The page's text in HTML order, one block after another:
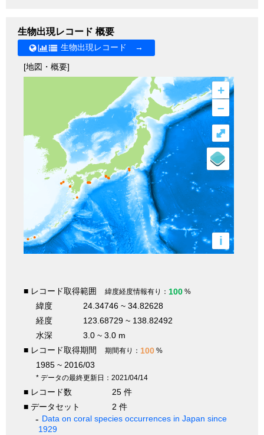
生物出現レコード 概要
生物出現レコード →
[地図・概要]
+
–
i
⤢
■ レコード取得範囲 緯度経度情報有り： 100 %
緯度
24.34746 ~ 34.82628
経度
123.68729 ~ 138.82492
水深
3.0 ~ 3.0 m
■ レコード取得期間
期間有り： 100 %
1985 ~ 2016/03
* データの最終更新日：2021/04/14
■ レコード数
25 件
■ データセット
2 件
Data on coral species occurrences in Japan since
1929